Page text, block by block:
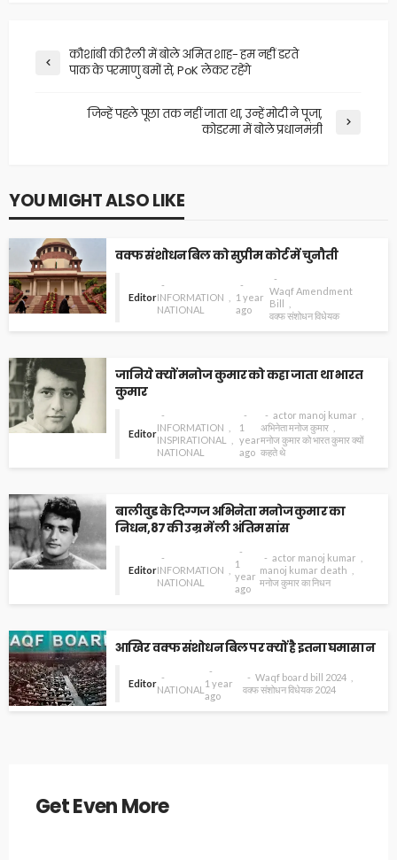
कौशांबी की रैली में बोले अमित शाह- हम नहीं डरते
पाक के परमाणु बमों से, PoK लेकर रहेंगे
जिन्हें पहले पूछा तक नहीं जाता था, उन्हें मोदी ने पूजा,
कोडरमा में बोले प्रधानमंत्री
YOU MIGHT ALSO LIKE
वक्फ संशोधन बिल को सुप्रीम कोर्ट में चुनौती
EditorINFORMATION
NATIONAL
1 year
ago
Waqf Amendment
Bill
वक्फ संशोधन विधेयक
जानिये क्यों मनोज कुमार को कहा जाता था भारत
कुमार
Editor
INFORMATION
INSPIRATIONAL
NATIONAL
1
year
ago
actor manoj kumar
अभिनेता मनोज कुमार
मनोज कुमार को भारत कुमार क्यों
कहते थे
बालीवुड के दिग्गज अभिनेता मनोज कुमार का
निधन,87 की उम्र में ली अंतिम सांस
EditorINFORMATION
NATIONAL
1
year
ago
actor manoj kumar
manoj kumar death
मनोज कुमार का निधन
आखिर वक्फ संशोधन बिल पर क्यों है इतना घमासान
Editor
NATIONAL
1 year
ago
Waqf board bill 2024
वक्फ संशोधन विधेयक 2024
Get Even More